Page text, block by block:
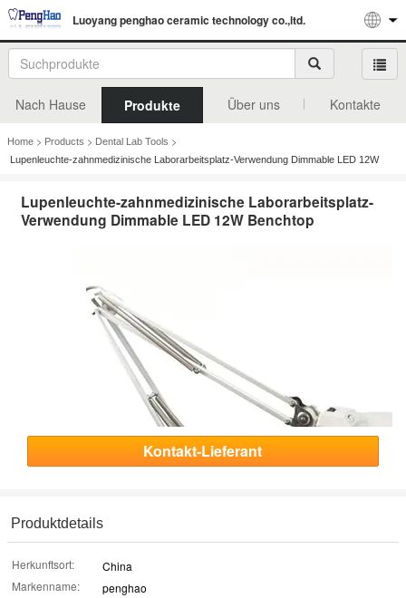
Luoyang penghao ceramic technology co.,ltd.
Nach Hause Produkte Über uns Kontakte
Home > Products > Dental Lab Tools >
Lupenleuchte-zahnmedizinische Laborarbeitsplatz-Verwendung Dimmable LED 12W
Lupenleuchte-zahnmedizinische Laborarbeitsplatz-
Verwendung Dimmable LED 12W Benchtop
Kontakt-Lieferant
Produktdetails
Herkunftsort:
China
Markenname:
penghao